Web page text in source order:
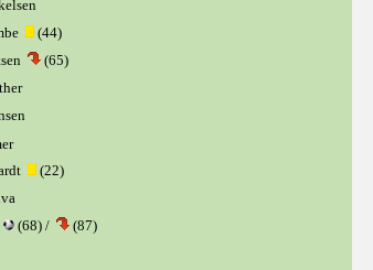
(44)
(65)
(22)
(68) /
(87)